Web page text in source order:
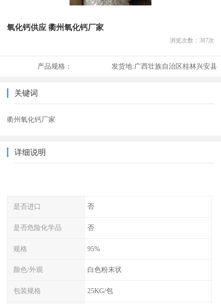
氧化钙供应 衢州氧化钙厂家
浏览次数： 387次
产品规格： 发货地:广西壮族自治区桂林兴安县
关键词
衢州氧化钙厂家
详细说明
是否进口 否
是否危险化学品 否
规格 95%
颜色/外观 白色粉末状
包装规格 25KG/包